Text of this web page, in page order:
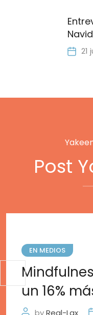
21
Post
EN MEDIOS
un 16%
byReal-Lax